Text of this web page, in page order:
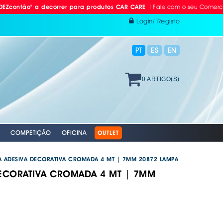
a decorrer para produtos CAR CARE! Fale com o seu Comercial ou
Login/ Registo
PT ES EN
0 ARTIGO(S)
&
COMPETIÇÃO OFICINA
TPMS
OUTLET
EBC
DISCOS EBC
ADESIVA DECORATIVA CROMADA 4 MT | 7MM 20872 LAMPA
CROMADA 4 MT | 7MM